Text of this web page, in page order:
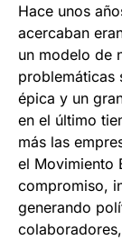
Hace unos
acercaban
un modelo de
problemáticas
épica y un
en el último
más las
el Movimiento
compromiso,
generando